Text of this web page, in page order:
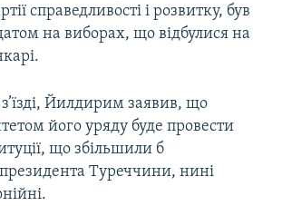
справедливості і розвитку, був
на виборах, що відбулися на
Йилдирим заявив, що
його уряду буде провести
що збільшили б
Туреччини, нині